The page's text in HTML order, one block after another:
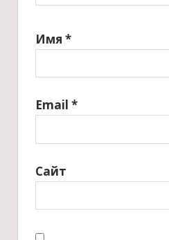
Имя *
Email *
Сайт